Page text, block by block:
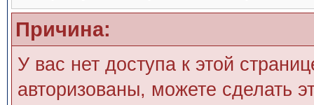
Причина:
У вас нет доступа к этой
авторизованы, можете сделать